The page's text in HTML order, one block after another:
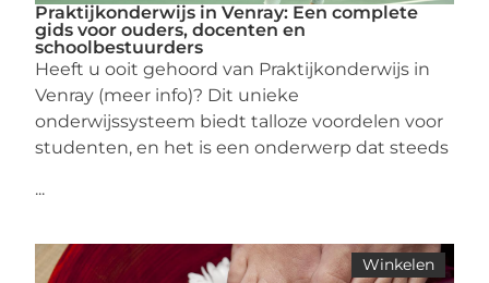
Praktijkonderwijs in Venray: Een complete
gids voor ouders, docenten en
schoolbestuurders
Heeft u ooit gehoord van Praktijkonderwijs in
Venray (meer info)? Dit unieke
onderwijssysteem biedt talloze voordelen voor
studenten, en het is een onderwerp dat steeds
...
Winkelen